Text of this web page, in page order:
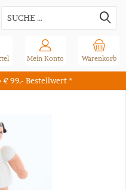
€ 99,- Bestellwert *
Warenkorb
Mein Konto